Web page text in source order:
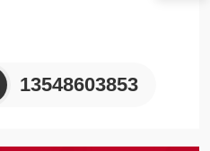
13548603853